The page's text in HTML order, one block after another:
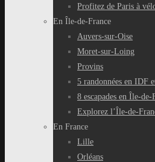
Profitez de Paris à
En Île-de-France
Auvers-sur-Oise
Moret-sur-Loing
Provins
5 randonnées en IDF
8 escapades en Île-
Explorez l’Île-de-
En France
Lille
Orléans